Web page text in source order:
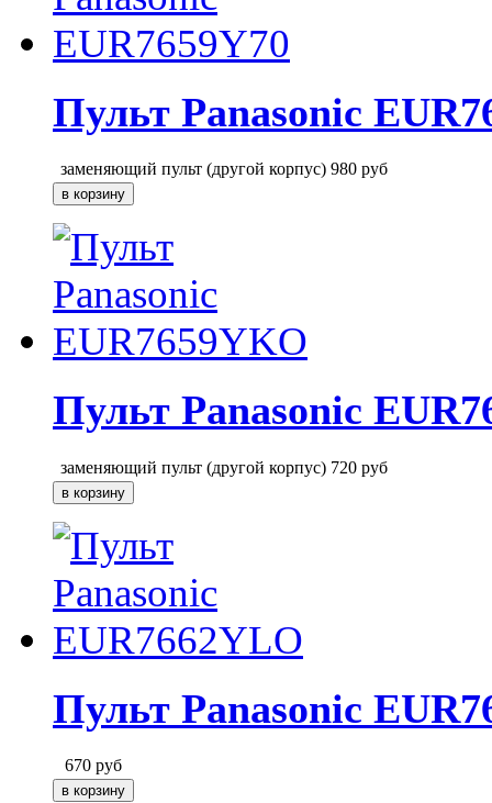
Пульт Panasonic
заменяющий пульт (другой корпус) 980 руб
Пульт Panasonic
заменяющий пульт (другой корпус) 720 руб
Пульт Panasonic
670 руб